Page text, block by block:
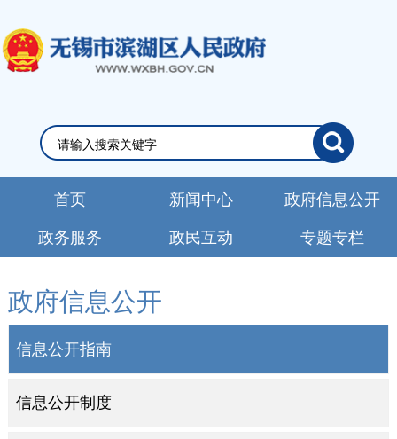
首页 新闻中心 政府信息公开
政务服务 政民互动 专题专栏
政府信息公开
信息公开指南
信息公开制度